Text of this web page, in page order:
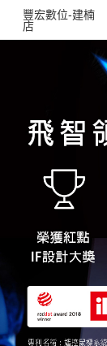
豐宏數位-建楠
店